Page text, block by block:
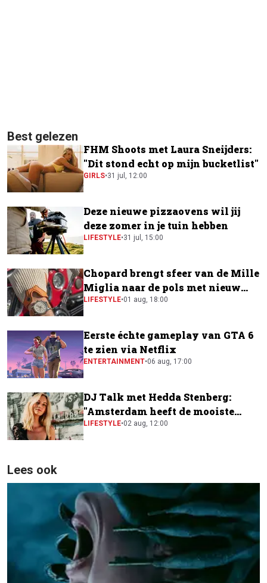
Best gelezen
FHM Shoots met Laura Sneijders:
"Dit stond echt op mijn bucketlist"
GIRLS•31 jul, 12:00
Deze nieuwe pizzaovens wil jij
deze zomer in je tuin hebben
LIFESTYLE•31 jul, 15:00
Chopard brengt sfeer van de Mille
Miglia naar de pols met nieuw
horloge
LIFESTYLE•01 aug, 18:00
Eerste échte gameplay van GTA 6
te zien via Netflix
ENTERTAINMENT•06 aug, 17:00
DJ Talk met Hedda Stenberg:
"Amsterdam heeft de mooiste
festivalscene van Europa"
LIFESTYLE•02 aug, 12:00
Lees ook